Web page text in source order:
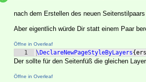
nach dem Erstellen des neuen Seitenstilpaars
Aber eigentlich würde Dir statt einem Paar
Öffne in Overleaf
1 \DeclareNewPageStyleByLayers{
Der sollte für den Seitenfüß die gleichen
Öffne in Overleaf